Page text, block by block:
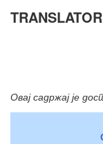
Овај садржај је